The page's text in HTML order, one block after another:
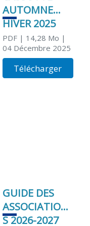
AUTOMNE
HIVER 2025
PDF| 14,28 Mo |
04 Décembre 2025
Télécharger
GUIDE DES
ASSOCIATION
S 2026-2027